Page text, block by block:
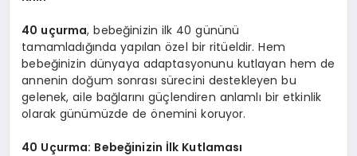
40 uçurma, bebeğinizin ilk 40 gününü
tamamladığında yapılan özel bir ritüeldir. Hem
bebeğinizin dünyaya adaptasyonunu kutlayan hem de
annenin doğum sonrası sürecini destekleyen bu
gelenek, aile bağlarını güçlendiren anlamlı bir etkinlik
olarak günümüzde de önemini koruyor.
40 Uçurma: Bebeğinizin İlk Kutlaması